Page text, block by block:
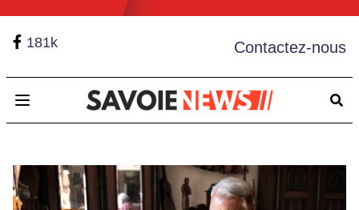
181k Contactez-nous
Open main menu